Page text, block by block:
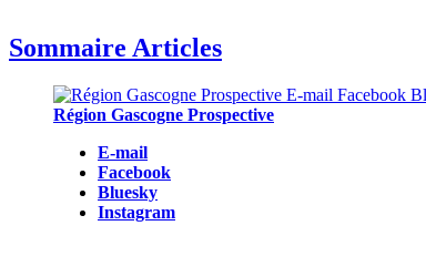
Sommaire Articles
Région Gascogne Prospective
E-mail
Facebook
Bluesky
Instagram